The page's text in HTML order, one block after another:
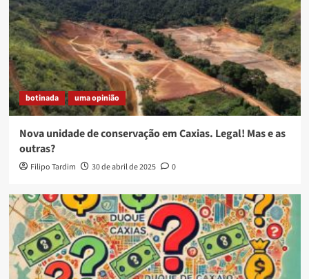
botinada uma opinião
Nova unidade de conservação em Caxias. Legal! Mas e as
outras?
Filipo Tardim 30 de abril de 2025 0